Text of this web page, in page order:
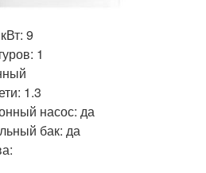
9
1
1.3
насос: да
бак: да